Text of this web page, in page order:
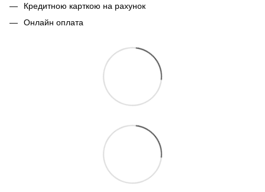
Кредитною карткою на рахунок
Онлайн оплата